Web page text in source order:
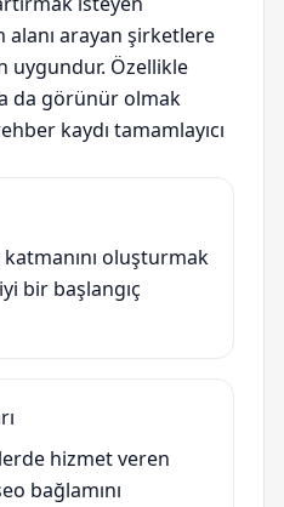
alanı arayan şirketlere
uygundur. Özellikle
da görünür olmak
kaydı tamamlayıcı
oluşturmak
bir başlangıç
hizmet veren
bağlamını